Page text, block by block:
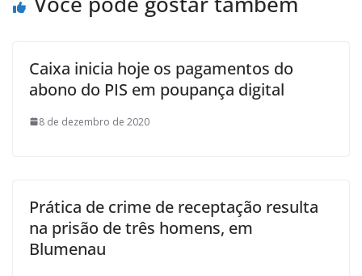
Caixa inicia hoje os pagamentos do
abono do PIS em poupança digital
8 de dezembro de 2020
Prática de crime de receptação resulta
na prisão de três homens, em
Blumenau